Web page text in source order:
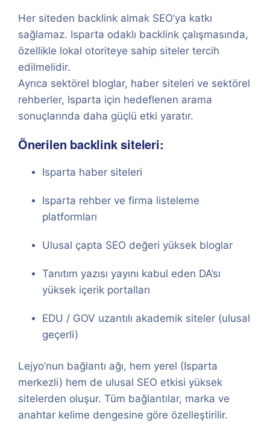
Her siteden backlink almak SEO’ya katkı
sağlamaz. Isparta odaklı backlink çalışmasında,
özellikle lokal otoriteye sahip siteler tercih
edilmelidir.
Ayrıca sektörel bloglar, haber siteleri ve sektörel
rehberler, Isparta için hedeflenen arama
sonuçlarında daha güçlü etki yaratır.
Önerilen backlink siteleri:
Isparta haber siteleri
Isparta rehber ve firma listeleme
platformları
Ulusal çapta SEO değeri yüksek bloglar
Tanıtım yazısı yayını kabul eden DA’sı
yüksek içerik portalları
EDU / GOV uzantılı akademik siteler (ulusal
geçerli)
Lejyo’nun bağlantı ağı, hem yerel (Isparta
merkezli) hem de ulusal SEO etkisi yüksek
sitelerden oluşur. Tüm bağlantılar, marka ve
anahtar kelime dengesine göre özelleştirilir.